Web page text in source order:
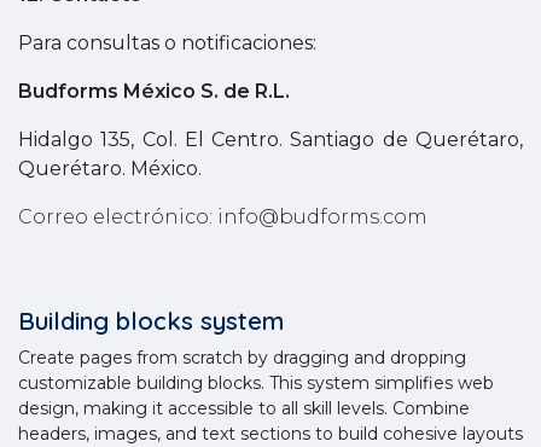
Para consultas o notificaciones:
Budforms México S. de R.L.
Hidalgo 135, Col. El Centro. Santiago de Querétaro,
Querétaro. México.
Correo electrónico: info@budforms.com
Building blocks system
Create pages from scratch by dragging and dropping
customizable building blocks. This system simplifies web
design, making it accessible to all skill levels. Combine
headers, images, and text sections to build cohesive layouts